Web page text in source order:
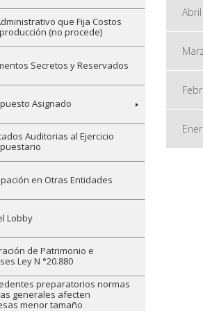
que Fija Costos
(no procede)
Secretos y Reservados
Asignado
Auditorias al Ejercicio
en Otras Entidades
Lobby
de Patrimonio e
Ley N °20.880
preparatorios normas
generales afecten
menor tamaño
Abril